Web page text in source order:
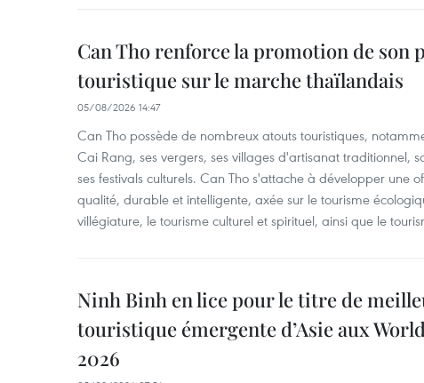
Can Tho renforce la promotion de son
touristique sur le marche thaïlandais
05/08/2026 14:47
Can Tho possède de nombreux atouts touristiques,
Cai Rang, ses vergers, ses villages d'artisanat traditionnel,
ses festivals culturels. Can Tho s'attache à développer une
qualité, durable et intelligente, axée sur le tourisme
villégiature, le tourisme culturel et spirituel, ainsi que le
Ninh Binh en lice pour le titre de
touristique émergente d’Asie aux
2026